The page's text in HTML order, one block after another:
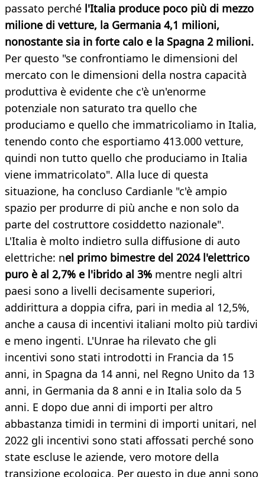
passato perché l'Italia produce poco più di mezzo
milione di vetture, la Germania 4,1 milioni,
nonostante sia in forte calo e la Spagna 2 milioni.
Per questo "se confrontiamo le dimensioni del
mercato con le dimensioni della nostra capacità
produttiva è evidente che c'è un'enorme
potenziale non saturato tra quello che
produciamo e quello che immatricoliamo in Italia,
tenendo conto che esportiamo 413.000 vetture,
quindi non tutto quello che produciamo in Italia
viene immatricolato". Alla luce di questa
situazione, ha concluso Cardianle "c'è ampio
spazio per produrre di più anche e non solo da
parte del costruttore cosiddetto nazionale".
L'Italia è molto indietro sulla diffusione di auto
elettriche: nel primo bimestre del 2024 l'elettrico
puro è al 2,7% e l'ibrido al 3% mentre negli altri
paesi sono a livelli decisamente superiori,
addirittura a doppia cifra, pari in media al 12,5%,
anche a causa di incentivi italiani molto più tardivi
e meno ingenti. L'Unrae ha rilevato che gli
incentivi sono stati introdotti in Francia da 15
anni, in Spagna da 14 anni, nel Regno Unito da 13
anni, in Germania da 8 anni e in Italia solo da 5
anni. E dopo due anni di importi per altro
abbastanza timidi in termini di importi unitari, nel
2022 gli incentivi sono stati affossati perché sono
state escluse le aziende, vero motore della
transizione ecologica. Per questo in due anni sono